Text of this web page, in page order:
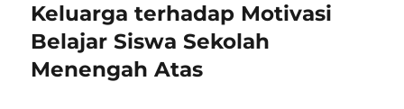
post:
Keluarga terhadap Motivasi
Belajar Siswa Sekolah
Menengah Atas